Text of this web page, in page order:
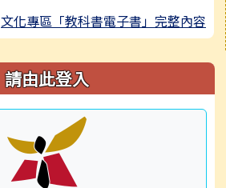
文化專區「教科書電子書」完整內容
請由此登入